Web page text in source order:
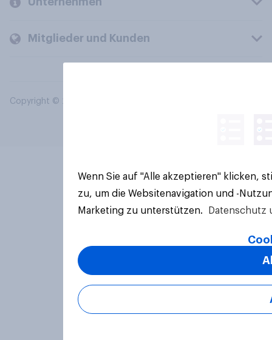
Mitglieder und Kunden
Copyright © 2026 YouGov PLC. Alle Rechte vorbehalten.
Wenn Sie auf "Alle akzeptieren" klicken,
zu, um die Websitenavigation und -
Marketing zu unterstützen.
Datenschutz